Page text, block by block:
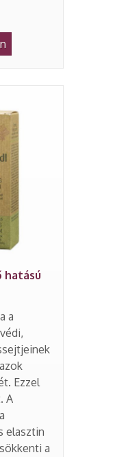
hatású
a
Ezzel
A
elasztin
a